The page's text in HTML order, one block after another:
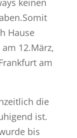
Hause
12.März,
am
die
ist.
bis